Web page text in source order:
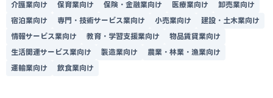
介護業向け
保育業向け 保険・金融業向け 医療業向け
卸売業向け
宿泊業向け
専門・技術サービス業向け 小売業向け
建設・土木業向け
情報サービス業向け
教育・学習支援業向け
物品賃貸業向け
生活関連サービス業向け
製造業向け
農業・林業・漁業向け
運輸業向け
飲食業向け